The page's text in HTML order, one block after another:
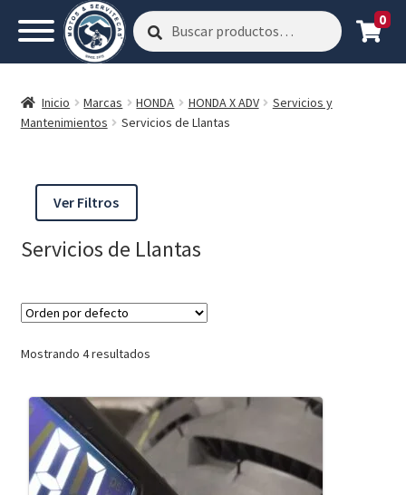
Buscar
por:
Buscar 0
Inicio Marcas HONDA HONDA X ADV
Servicios y
Mantenimientos
Servicios de Llantas
Ver Filtros
Servicios de Llantas
Mostrando 4 resultados